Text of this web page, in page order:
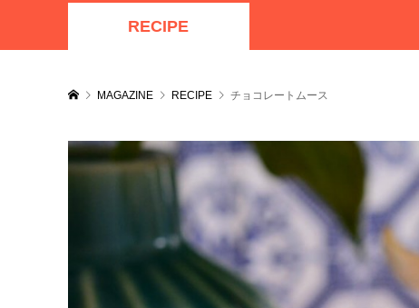
RECIPE
MAGAZINE RECIPE チョコレートムース